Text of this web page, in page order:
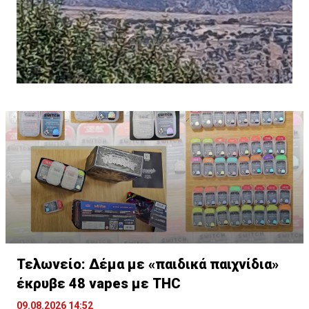
Τελωνείο: Δέμα με «παιδικά παιχνίδια»
έκρυβε 48 vapes με THC
09.08.2026 14:52